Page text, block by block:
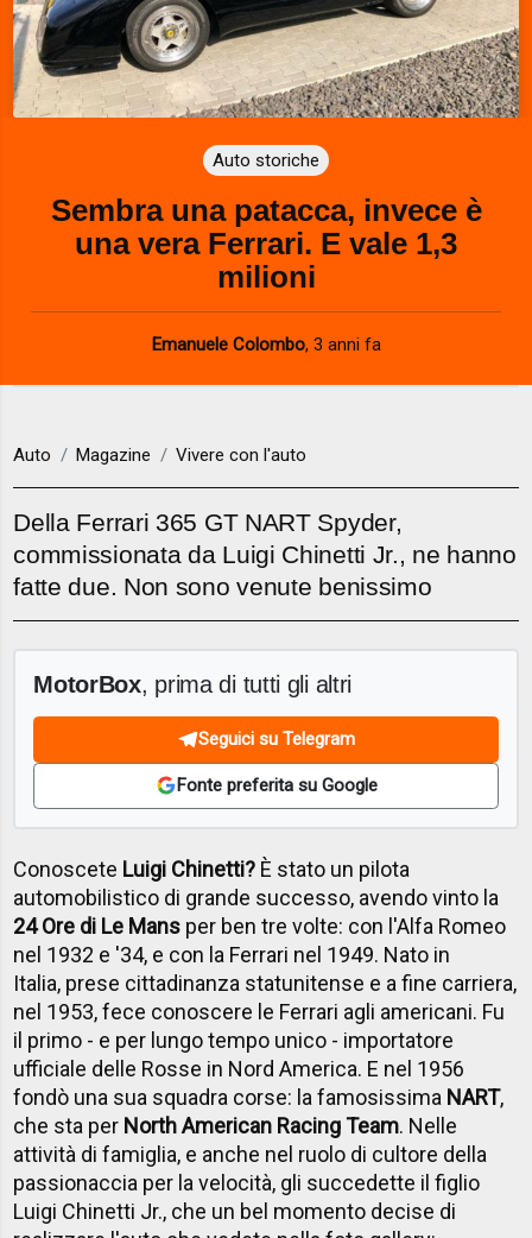
Auto storiche
Sembra una patacca, invece è
una vera Ferrari. E vale 1,3
milioni
Emanuele Colombo, 3 anni fa
Auto Magazine Vivere con l'auto
Della Ferrari 365 GT NART Spyder,
commissionata da Luigi Chinetti Jr., ne hanno
fatte due. Non sono venute benissimo
MotorBox, prima di tutti gli altri
Seguici su Telegram
Fonte preferita su Google
Conoscete Luigi Chinetti? È stato un pilota
automobilistico di grande successo, avendo vinto la
24 Ore di Le Mans per ben tre volte: con l'Alfa Romeo
nel 1932 e '34, e con la Ferrari nel 1949. Nato in
Italia, prese cittadinanza statunitense e a fine carriera,
nel 1953, fece conoscere le Ferrari agli americani. Fu
il primo - e per lungo tempo unico - importatore
ufficiale delle Rosse in Nord America. E nel 1956
fondò una sua squadra corse: la famosissima NART,
che sta per North American Racing Team. Nelle
attività di famiglia, e anche nel ruolo di cultore della
passionaccia per la velocità, gli succedette il figlio
Luigi Chinetti Jr., che un bel momento decise di